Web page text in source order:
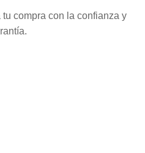
compra con la confianza y